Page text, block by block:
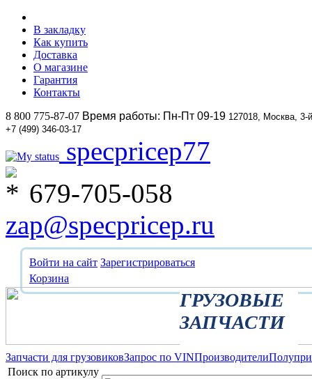
В закладку
Как купить
Доставка
О магазине
Гарантия
Контакты
8 800 775-87-07 Время работы: Пн-Пт 09-19 127018, Москва,
+7 (499) 346-03-17
specpricep77
679-705-058
zap@specpricep.ru
Войти на сайт Зарегистрироваться
Корзина
ГРУЗОВЫЕ
ЗАПЧАСТИ
Запчасти для грузовиковЗапрос по VINПроизводители
Поиск по артикулу